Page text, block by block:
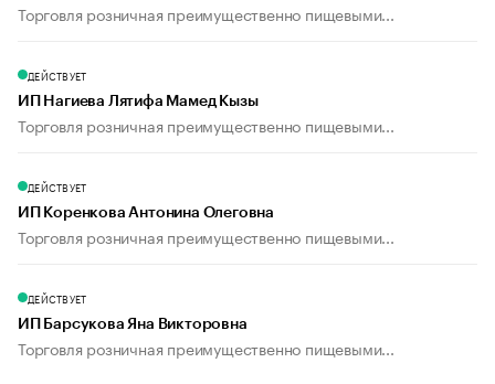
Торговля розничная преимущественно пищевыми...
ДЕЙСТВУЕТ
ИП Нагиева Лятифа Мамед Кызы
Торговля розничная преимущественно пищевыми...
ДЕЙСТВУЕТ
ИП Коренкова Антонина Олеговна
Торговля розничная преимущественно пищевыми...
ДЕЙСТВУЕТ
ИП Барсукова Яна Викторовна
Торговля розничная преимущественно пищевыми...